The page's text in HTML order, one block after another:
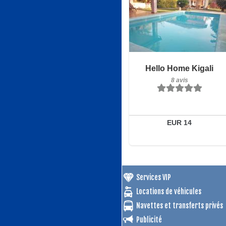
Hello Home Kigali
8 avis
EUR 14
8 avis
Détails
Réserver
Services VIP
Locations de véhicules
Navettes et transferts privés
Publicité